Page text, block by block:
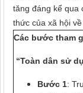
tăng đáng kể qua
thức của xã hội
Các bước tham
“Toàn dân sử
Bước 1: